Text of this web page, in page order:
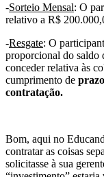
-Sorteio Mensal: O
relativo a R$
-Resgate: O
proporcional do saldo
conceder relativa às
cumprimento de
contratação.
Bom, aqui no
contratar as coisas
solicitasse à sua